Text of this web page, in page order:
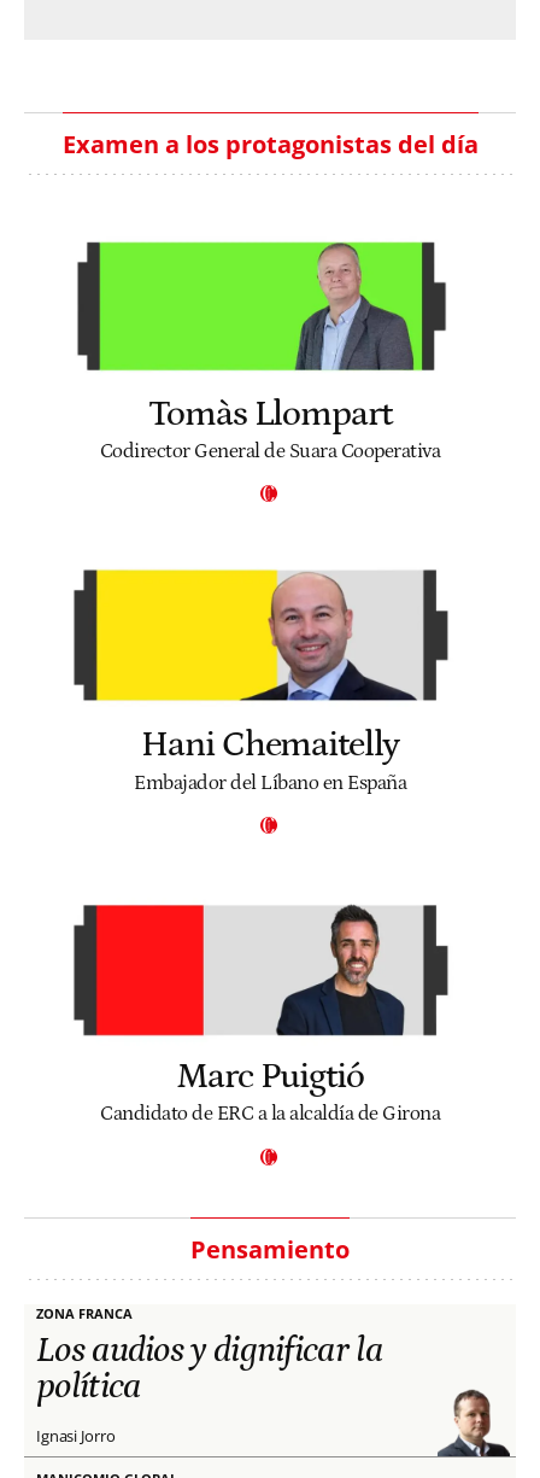
Examen a los protagonistas del día
Tomàs Llompart
Codirector General de Suara Cooperativa
Hani Chemaitelly
Embajador del Líbano en España
Marc Puigtió
Candidato de ERC a la alcaldía de Girona
Pensamiento
ZONA FRANCA
Los audios y dignificar la
política
Ignasi Jorro